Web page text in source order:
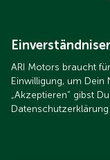
ARI Motors braucht
Einwilligung, um Dein
„Akzeptieren“ gibst